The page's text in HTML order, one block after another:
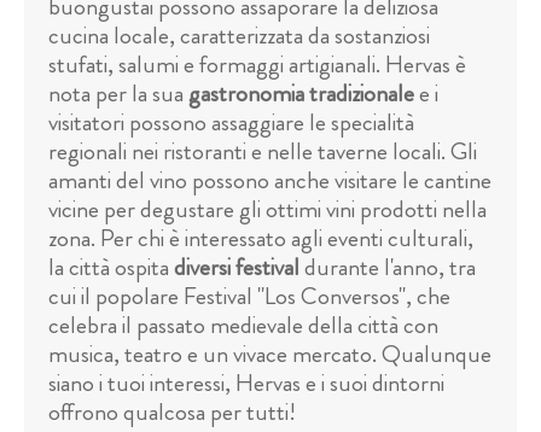
cucina locale, caratterizzata da sostanziosi
stufati, salumi e formaggi artigianali. Hervas è
nota per la suagastronomia tradizionalee i
visitatori possono assaggiare le specialità
regionali nei ristoranti e nelle taverne locali. Gli
amanti del vino possono anche visitare le cantine
vicine per degustare gli ottimi vini prodotti nella
zona. Per chi è interessato agli eventi culturali,
la città ospitadiversi festivaldurante l'anno, tra
cui il popolare Festival "Los Conversos", che
celebra il passato medievale della città con
musica, teatro e un vivace mercato. Qualunque
siano i tuoi interessi, Hervas e i suoi dintorni
offrono qualcosa per tutti!